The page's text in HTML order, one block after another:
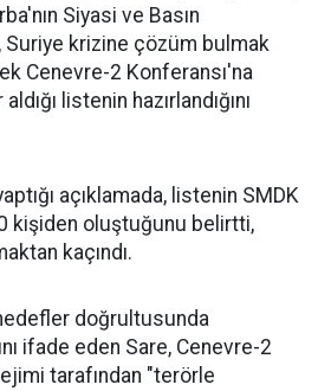
Siyasi ve Basın
Suriye krizine çözüm bulmak
Cenevre-2 Konferansı'na
listenin hazırlandığını
açıklamada, listenin SMDK
kişiden oluştuğunu belirtti,
kaçındı.
doğrultusunda
ifade eden Sare, Cenevre-2
tarafından "terörle